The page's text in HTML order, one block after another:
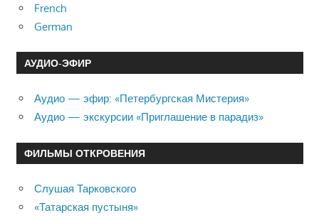
French
German
АУДИО-ЭФИР
Аудио — эфир: «Петербургская Мистерия»
Аудио — экскурсии «Приглашение в парадиз»
ФИЛЬМЫ ОТКРОВЕНИЯ
Слушая Тарковского
«Татарская пустыня»